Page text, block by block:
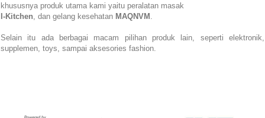
khususnya produk utama kami yaitu peralatan masak
I-Kitchen , dan gelang kesehatan MAQNVM
Selain itu ada berbagai macam pilihan produk lain, seperti elektronik,
supplemen, toys, sampai aksesories fashion.